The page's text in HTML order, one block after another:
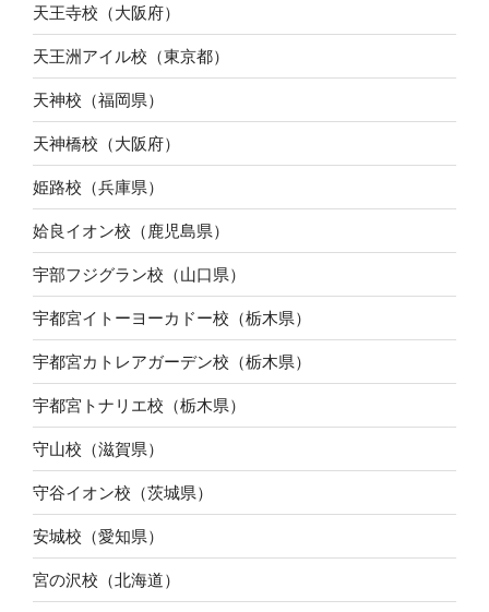
天王寺校（大阪府）
天王洲アイル校（東京都）
天神校（福岡県）
天神橋校（大阪府）
姫路校（兵庫県）
姶良イオン校（鹿児島県）
宇部フジグラン校（山口県）
宇都宮イトーヨーカドー校（栃木県）
宇都宮カトレアガーデン校（栃木県）
宇都宮トナリエ校（栃木県）
守山校（滋賀県）
守谷イオン校（茨城県）
安城校（愛知県）
宮の沢校（北海道）